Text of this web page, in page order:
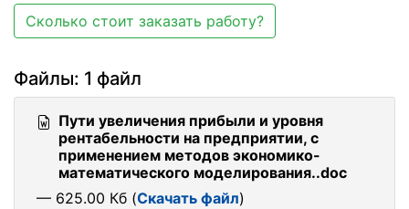
Сколько стоит заказать работу?
Файлы: 1 файл
Пути увеличения прибыли и уровня
рентабельности на предприятии, с
применением методов экономико-
математического моделирования..doc
— 625.00 Кб (Скачать файл)